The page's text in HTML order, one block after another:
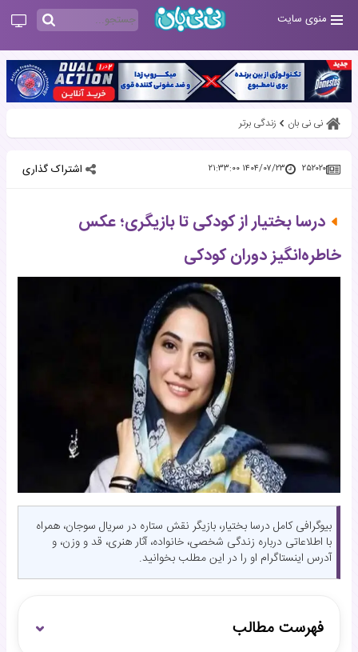
منوی سایت
نی نی بان زندگی برتر
۲۵۲۰۲۰ ۱۴۰۴/۰۷/۲۳ ۲۱:۳۳:۰۰ اشتراک گذاری
درسا بختیار از کودکی تا بازیگری؛ عکس
خاطره‌انگیز دوران کودکی
بیوگرافی کامل درسا بختیار، بازیگر نقش ستاره در سریال سوجان، همراه
با اطلاعاتی درباره زندگی شخصی، خانواده، آثار هنری، قد و وزن، و
آدرس اینستاگرام او را در این مطلب بخوانید.
فهرست مطالب